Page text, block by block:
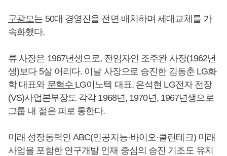
구광모는 50대 경영진을 전면 배치하며 세대교체를 가
속화했다.
류 사장은 1967년생으로, 전임자인 조주완 사장(1962년
생)보다 5살 어리다. 이날 사장으로 승진한 김동춘 LG화
학 대표와 문혁수 LG이노텍 대표, 은석현 LG전자 전장
(VS)사업본부장도 각각 1968년, 1970년, 1967년생으로
그룹 내 젊은 피로 통한다.
미래 성장동력인 ABC(인공지능·바이오·클린테크) 미래
사업을 포함한 연구개발 인재 중심의 승진 기조도 유지